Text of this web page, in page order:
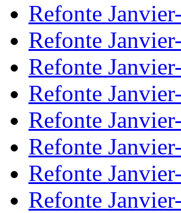
Refonte
Refonte
Refonte
Refonte
Refonte
Refonte
Refonte
Refonte